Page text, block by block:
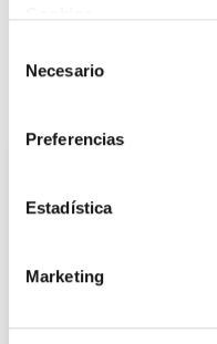
Necesario
Preferencias
Estadística
Marketing